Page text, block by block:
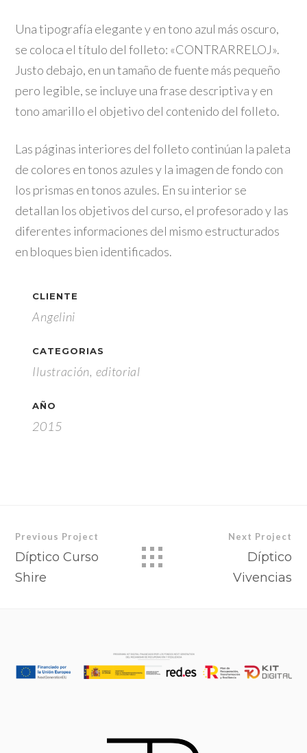
Una tipografía elegante y en tono azul más oscuro,
se coloca el título del folleto: «CONTRARRELOJ».
Justo debajo, en un tamaño de fuente más pequeño
pero legible, se incluye una frase descriptiva y en
tono amarillo el objetivo del contenido del folleto.
Las páginas interiores del folleto continúan la paleta
de colores en tonos azules y la imagen de fondo con
los prismas en tonos azules. En su interior se
detallan los objetivos del curso, el profesorado y las
diferentes informaciones del mismo estructurados
en bloques bien identificados.
CLIENTE
Angelini
CATEGORIAS
Ilustración, editorial
AÑO
2015
Previous Project
Díptico Curso
Shire
Next Project
Díptico
Vivencias